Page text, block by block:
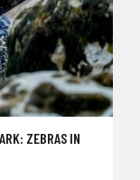
ZEBRAS IN